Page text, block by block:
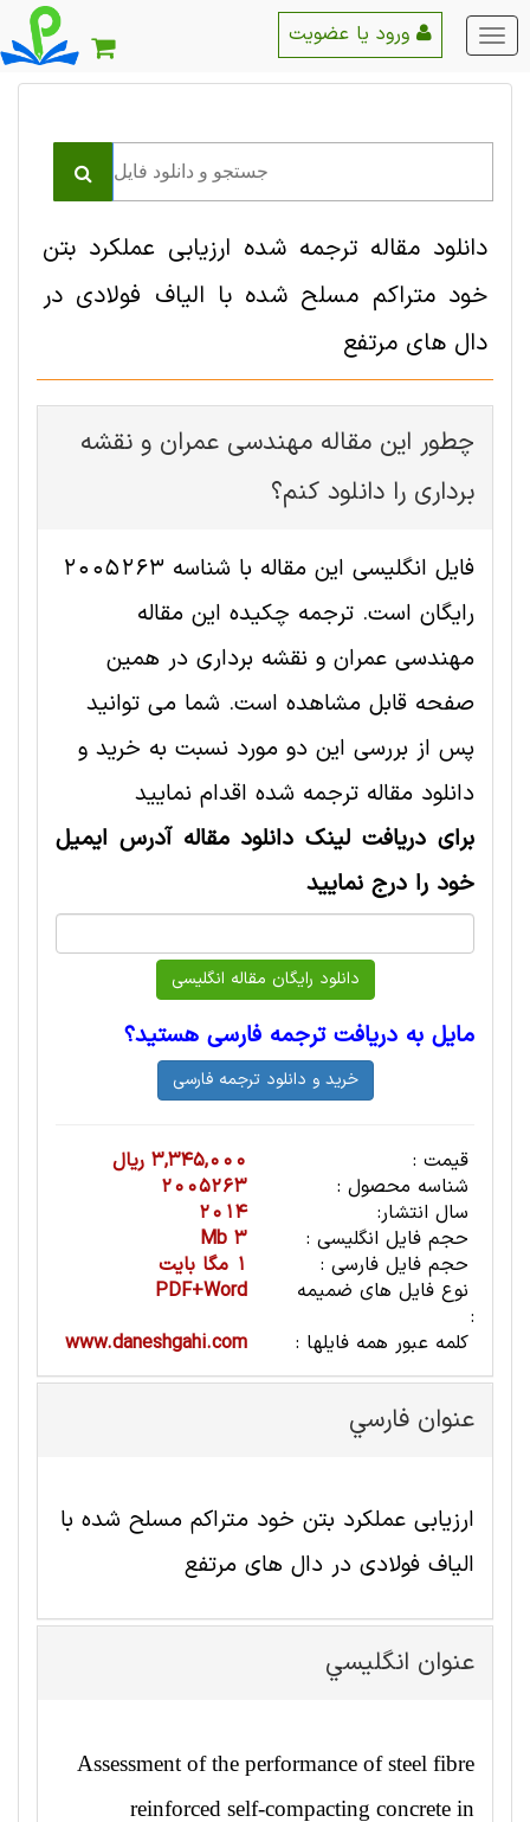
منو
اصلی
دانلود مقاله ترجمه شده ارزیابی عملکرد بتن
خود متراکم مسلح شده با الیاف فولادی در
دال های مرتفع
چطور این مقاله مهندسی عمران و نقشه
برداری را دانلود کنم؟
فایل انگلیسی این مقاله با شناسه 2005263
رایگان است. ترجمه چکیده این مقاله
مهندسی عمران و نقشه برداری در همین
صفحه قابل مشاهده است. شما می توانید
پس از بررسی این دو مورد نسبت به خرید و
دانلود مقاله ترجمه شده اقدام نمایید
برای دریافت لینک دانلود مقاله آدرس ایمیل
خود را درج نمایید
مایل به دریافت ترجمه فارسی هستید؟
قیمت :
3,345,000 ریال
شناسه محصول :
2005263
سال انتشار:
2014
حجم فایل انگلیسی :
3 Mb
حجم فایل فارسی :
1 مگا بایت
نوع فایل های ضمیمه
:
PDF+Word
کلمه عبور همه فایلها :
www.daneshgahi.com
عنوان فارسي
ارزیابی عملکرد بتن خود متراکم مسلح شده با
الیاف فولادی در دال های مرتفع
عنوان انگليسي
Assessment of the performance of steel fibre
reinforced self-compacting concrete in